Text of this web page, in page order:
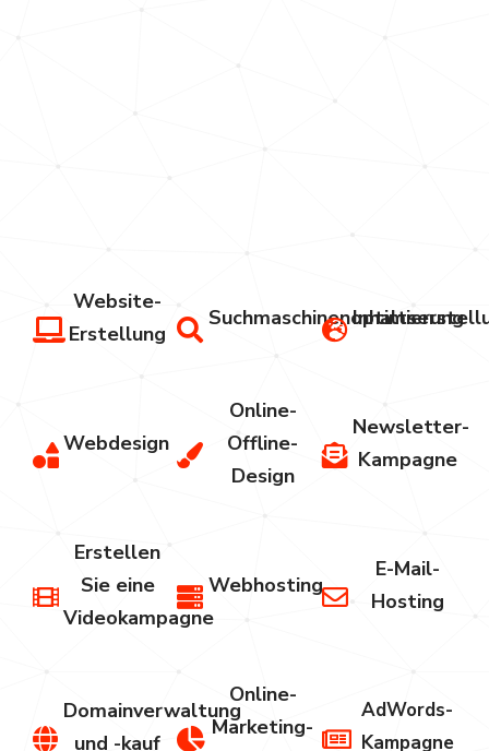
Website-
Erstellung
Suchmaschinenoptimierung
Webdesign
Online-
Offline-
Design
Newsletter-
Kampagne
Erstellen
Sie eine
Videokampagne
Webhosting
E-Mail-
Hosting
Domainverwaltung
und -kauf
Online-
Marketing-
AdWords-
Kampagne